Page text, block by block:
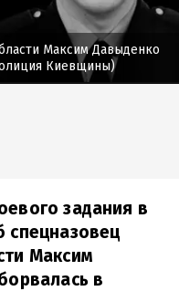
Максим Давыденко
Киевщины)
задания в
спецназовец
Максим
в